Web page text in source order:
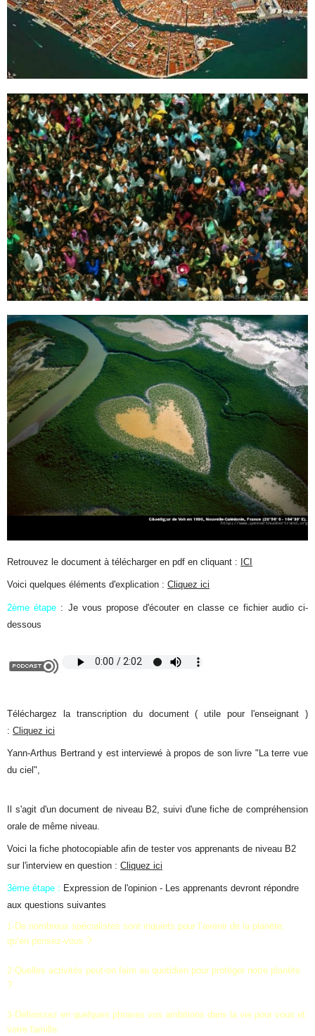
Retrouvez le document à télécharger en pdf en cliquant : ICI
Voici quelques éléments d'explication :Cliquez ici
2ème étape : Je vous propose d'écouter en classe ce fichier audio ci-
dessous
Téléchargez la transcription du document ( utile pour l'enseignant )
:Cliquez ici
Yann-Arthus Bertrand y est interviewé à propos de son livre "La terre vue
du ciel",
Il s'agit d'un document de niveau B2, suivi d'une fiche de compréhension
orale de même niveau.
Voici la fiche photocopiable afin de tester vos apprenants de niveau B2
sur l'interview en question :Cliquez ici
3ème étape : Expression de l'opinion - Les apprenants devront répondre
aux questions suivantes
1-De nombreux spécialistes sont inquiets pour l’avenir de la planète,
qu’en pensez-vous ?
2-Quelles activités peut-on faire au quotidien pour protéger notre planète
?
3-Définissez en quelques phrases vos ambitions dans la vie pour vous et
votre famille.